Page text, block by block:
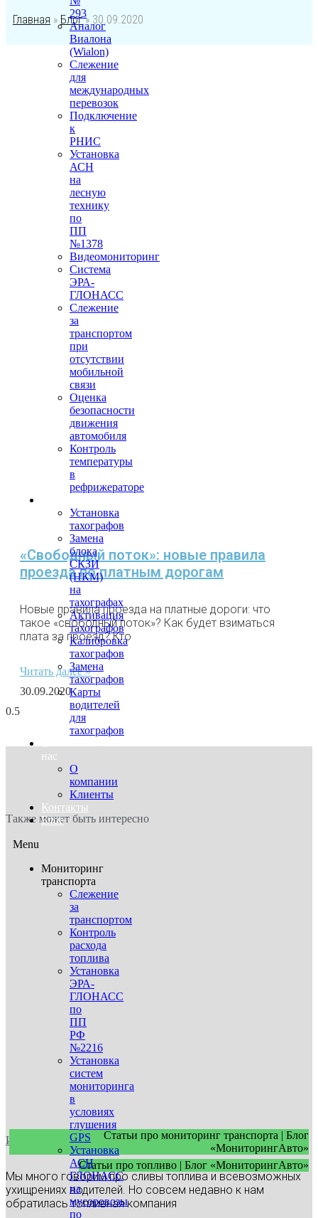
293
Аналог
Виалона
(Wialon)
Слежение
для
международных
перевозок
Подключение
к
РНИС
Установка
АСН
на
лесную
технику
по
ПП
№1378
Видеомониторинг
Система
ЭРА-
ГЛОНАСС
Слежение
за
транспортом
при
отсутствии
мобильной
связи
Оценка
безопасности
движения
автомобиля
Контроль
температуры
в
рефрижераторе
Установка
тахографов
Замена
блока
СКЗИ
(НКМ)
на
тахографах
Активация
тахографов
Калибровка
тахографов
Замена
тахографов
Карты
водителей
для
тахографов
нас
О
компании
Клиенты
Контакты
Блог
Menu
Мониторинг
транспорта
Слежение
за
транспортом
Контроль
расхода
топлива
Установка
ЭРА-
ГЛОНАСС
по
ПП
РФ
№2216
Установка
систем
мониторинга
в
условиях
глушения
GPS
Установка
АСН
ГЛОНАСС
на
мусоровозы
по
Главная » Блог» 30.09.2020
«Свободный поток»: новые правила
проезда по платным дорогам
Новые правила проезда на платные дороги: что
такое «свободный поток»? Как будет взиматься
плата за проезд? Кто
Читать далее »
30.09.2020
Также может быть интересно
Статьи про мониторинг транспорта | Блог
«МониторингАвто»
Статьи про топливо | Блог «МониторингАвто»
Исчезающее горючее…
Мы много говорим про сливы топлива и всевозможных
ухищрениях водителей. Но совсем недавно к нам
обратилась топливная компания